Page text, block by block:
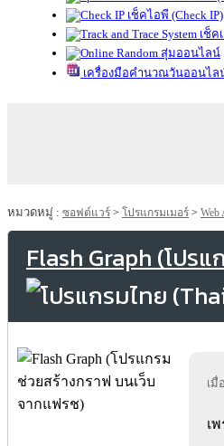
เช็คไอพี (Check IP)
เช็ค
สุ่มออนไลน์
เครื่องมือคำนวณวันออนไล
หมวดหมู่ : ซอฟต์แวร์ > โปรแกรมเมอร์ > Web
Flash Graph (โปร
เมื่
เ